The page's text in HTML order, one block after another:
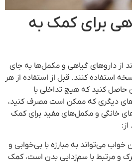
برای کمک به
از داروهای گیاهی و مکمل‌ها به جای
استفاده کنند. قبل از استفاده از هر
حاصل کنید که هیچ تداخلی با
دیگری که ممکن است مصرف کنید،
خانگی و مکمل‌های مفید برای کمک
خواب می‌تواند به مبارزه با بی‌خوابی و
و مرتبط با سم‌زدایی بدن است، کمک